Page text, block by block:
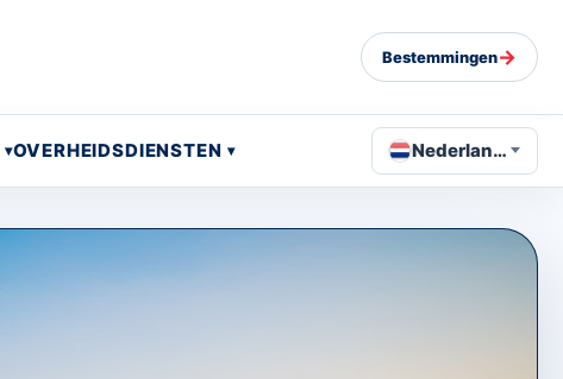
Bestemmingen→
OVERHEIDSDIENSTEN Nederlands